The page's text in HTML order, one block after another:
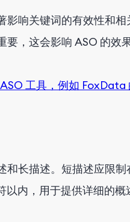
影响关键词的有效性和
，这会影响 ASO 的效果
工具，例如 FoxData
和长描述。短描述应限
内，用于提供详细的